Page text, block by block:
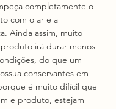
completamente o
com o ar e a
Ainda assim, muito
irá durar menos
do que um
conservantes em
é muito difícil que
e produto, estejam